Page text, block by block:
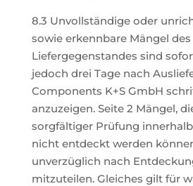
8.3 Unvollständige oder
sowie erkennbare Mängel des
Liefergegenstandes sind
jedoch drei Tage nach
Components K+S GmbH
anzuzeigen. Seite 2 Mängel,
sorgfältiger Prüfung
nicht entdeckt werden
unverzüglich nach
mitzuteilen. Gleiches gilt für